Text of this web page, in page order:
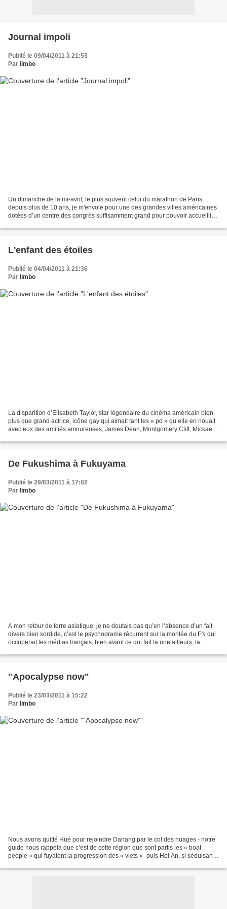
Journal impoli
Publié le 09/04/2011 à 21:53
Par limbo
Un dimanche de la mi-avril, le plus souvent celui du marathon de Paris,
depuis plus de 10 ans, je m'envole pour une des grandes villes américaines
dotées d’un centre des congrès suffisamment grand pour pouvoir accueillir
L'enfant des étoiles
Publié le 04/04/2011 à 21:36
Par limbo
La disparition d’Elisabeth Taylor, star légendaire du cinéma américain bien
plus que grand actrice, icône gay qui aimait tant les « pd » qu’elle en nouait
avec eux des amitiés amoureuses, James Dean, Montgomery Clift, Mickael
De Fukushima à Fukuyama
Publié le 29/03/2011 à 17:02
Par limbo
A mon retour de terre asiatique, je ne doutais pas qu’en l’absence d’un fait
divers bien sordide, c’est le psychodrame récurrent sur la montée du FN qui
occuperait les médias français, bien avant ce qui fait la une ailleurs, la
"Apocalypse now"
Publié le 23/03/2011 à 15:22
Par limbo
Nous avons quitté Hué pour rejoindre Danang par le col des nuages - notre
guide nous rappela que c’est de cette région que sont partis les « boat
people » qui fuyaient la progression des « viets »- puis Hoi An, si séduisante